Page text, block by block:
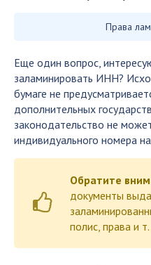
Права
Еще один вопрос,
заламинировать ИНН?
бумаге не
дополнительных
законодательство не
индивидуального номера
Обратите
документы
полис, права и